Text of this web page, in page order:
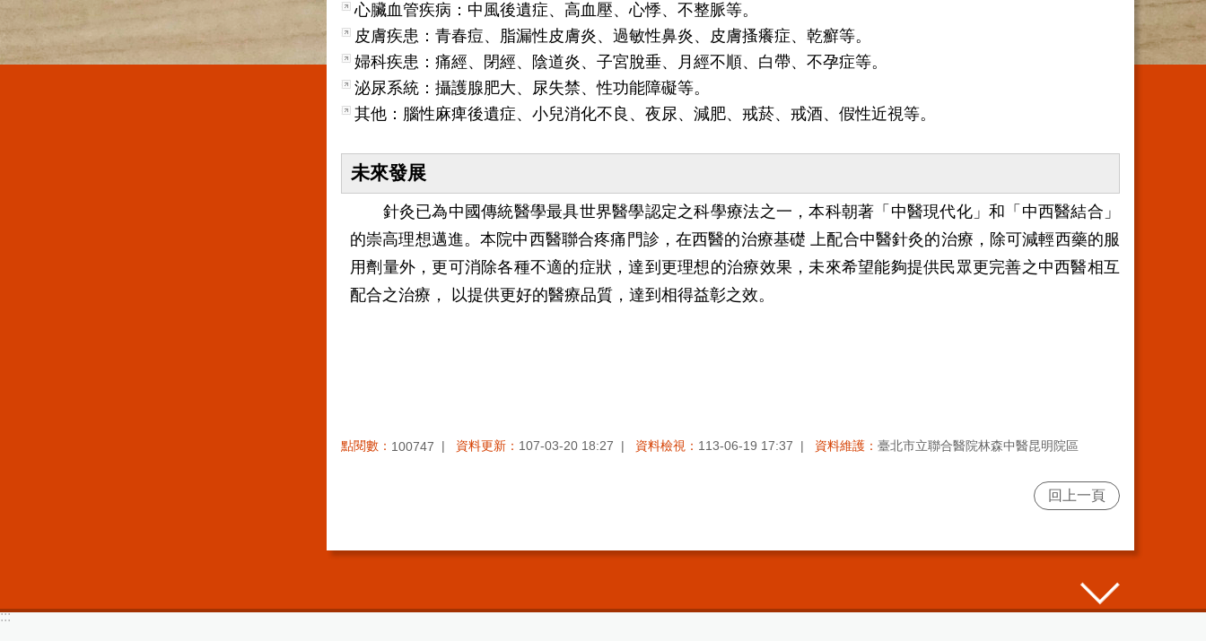
心臟血管疾病：中風後遺症、高血壓、心悸、不整脈等。
皮膚疾患：青春痘、脂漏性皮膚炎、過敏性鼻炎、皮膚搔癢症、乾癬等。
婦科疾患：痛經、閉經、陰道炎、子宮脫垂、月經不順、白帶、不孕症等。
泌尿系統：攝護腺肥大、尿失禁、性功能障礙等。
其他：腦性麻痺後遺症、小兒消化不良、夜尿、減肥、戒菸、戒酒、假性近視等。
未來發展
針灸已為中國傳統醫學最具世界醫學認定之科學療法之一，本科朝著「中醫現代化」和「中西醫結合」
的崇高理想邁進。本院中西醫聯合疼痛門診，在西醫的治療基礎 上配合中醫針灸的治療，除可減輕西藥的服
用劑量外，更可消除各種不適的症狀，達到更理想的治療效果，未來希望能夠提供民眾更完善之中西醫相互
配合之治療， 以提供更好的醫療品質，達到相得益彰之效。
點閱數： 100747 資料更新： 107-03-20 18:27 資料檢視： 113-06-19 17:37 資料維護： 臺北市立聯合醫院林森中醫昆明院區
回上一頁
:::